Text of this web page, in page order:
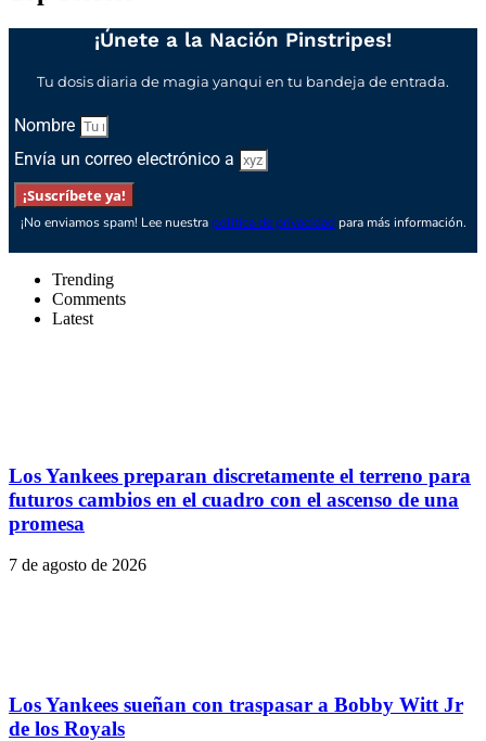
¡Únete a la Nación Pinstripes!
Tu dosis diaria de magia yanqui en tu bandeja de entrada.
Nombre
Envía un correo electrónico a
¡Suscríbete ya!
¡No enviamos spam! Lee nuestra política de privacidad para más información.
Trending
Comments
Latest
Los Yankees preparan discretamente el terreno para
futuros cambios en el cuadro con el ascenso de una
promesa
7 de agosto de 2026
Los Yankees sueñan con traspasar a Bobby Witt Jr
de los Royals